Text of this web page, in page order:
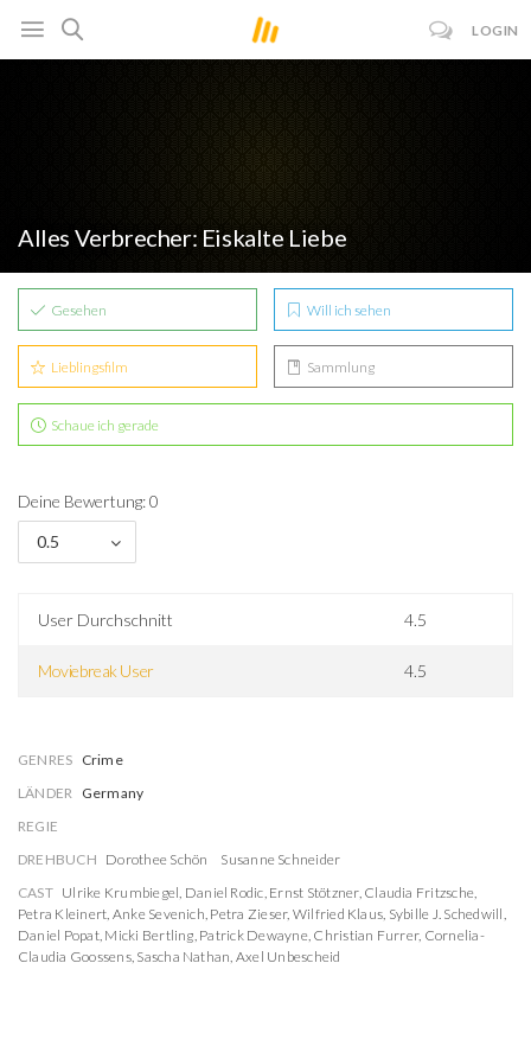
LOGIN
Alles Verbrecher: Eiskalte Liebe
Gesehen Will ich sehen
Lieblingsfilm Sammlung
Schaue ich gerade
Deine Bewertung: 0
0.5
User Durchschnitt 4.5
Moviebreak User 4.5
GENRES Crime
LÄNDER Germany
REGIE
DREHBUCH Dorothee Schön
Susanne Schneider
CAST Ulrike Krumbiegel, Daniel Rodic, Ernst Stötzner, Claudia Fritzsche,
Petra Kleinert, Anke Sevenich, Petra Zieser, Wilfried Klaus, Sybille J. Schedwill,
Daniel Popat, Micki Bertling, Patrick Dewayne, Christian Furrer, Cornelia-
Claudia Goossens, Sascha Nathan, Axel Unbescheid